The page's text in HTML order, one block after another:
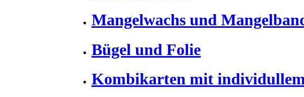
Mangelwachs und
Bügel und Folie
Kombikarten mit